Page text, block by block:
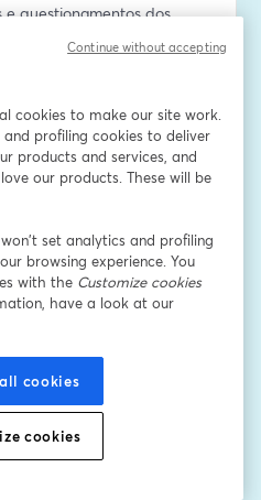
questionamentos dos
controvérsias jurídicas.
da área de TMT
do FAS
fernanda-meirelles-
| Assessor Especial do
da Fazenda.
in/jos%C3%A9-
cookies to make our site work.
profiling cookies to deliver
products and services, and
our products. These will be
set analytics and profiling
browsing experience. You
with the Customize cookies
have a look at our
cookies
cookies
Continue without accepting